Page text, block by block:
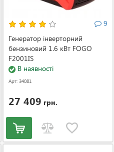
9
Генератор інверторний
бензиновий 1.6 кВт FOGO
F2001IS
В наявності
Арт: 34081
27 409 грн.